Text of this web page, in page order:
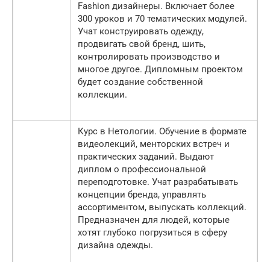
Fashion дизайнеры. Включает более
300 уроков и 70 тематических модулей.
Учат конструировать одежду,
продвигать свой бренд, шить,
контролировать производство и
многое другое. Дипломным проектом
будет создание собственной
коллекции.
Курс в Нетологии. Обучение в формате
видеолекций, менторских встреч и
практических заданий. Выдают
диплом о профессиональной
переподготовке. Учат разрабатывать
концепции бренда, управлять
ассортиментом, выпускать коллекций.
Предназначен для людей, которые
хотят глубоко погрузиться в сферу
дизайна одежды.